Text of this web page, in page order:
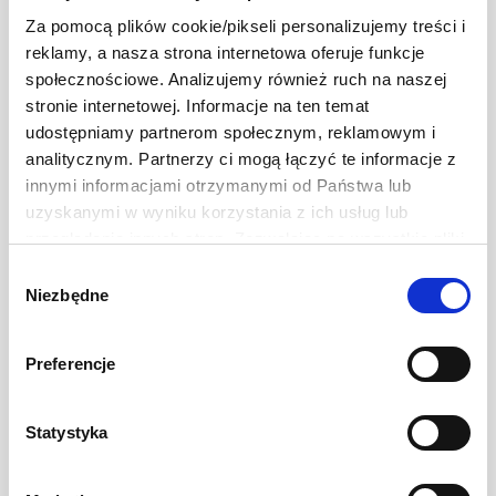
Za pomocą plików cookie/pikseli personalizujemy treści i
reklamy, a nasza strona internetowa oferuje funkcje
społecznościowe. Analizujemy również ruch na naszej
stronie internetowej. Informacje na ten temat
udostępniamy partnerom społecznym, reklamowym i
analitycznym. Partnerzy ci mogą łączyć te informacje z
innymi informacjami otrzymanymi od Państwa lub
uzyskanymi w wyniku korzystania z ich usług lub
umożliwia ustawienie swoich preferencji tylko na naszej
stronie. Administratorem danych osobowych jest Develey
Batalionu Platerówek 3, 03-308 Warszawa. Więcej
znajduje się w Polityce Prywatności.
Ten baner umożliwia ustawienie Twoich preferencji tylko
zgody
Niezbędne
Preferencje
Statystyka
Mutti Sos do Pizzy Aromatica
400 g
7,99 zł Ilość +
-